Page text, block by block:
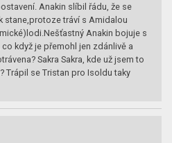
Anakin slíbil řádu, že se
stane,protoze tráví s Amidalou
Anakin bojuje s
když je přemohl jen zdánlivě a
Sakra Sakra, kde už jsem to
Trápil se Tristan pro Isoldu taky